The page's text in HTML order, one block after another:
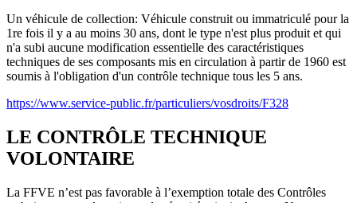
Un véhicule de collection: Véhicule construit ou immatriculé pour la
1re fois il y a au moins 30 ans, dont le type n'est plus produit et qui
n'a subi aucune modification essentielle des caractéristiques
techniques de ses composants mis en circulation à partir de 1960 est
soumis à l'obligation d'un contrôle technique tous les 5 ans.
https://www.service-public.fr/particuliers/vosdroits/F328
LE CONTRÔLE TECHNIQUE
VOLONTAIRE
La FFVE n’est pas favorable à l’exemption totale des Contrôles